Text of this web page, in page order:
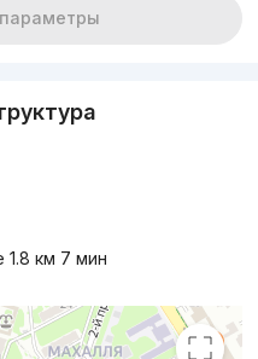
1.8 км 7 мин